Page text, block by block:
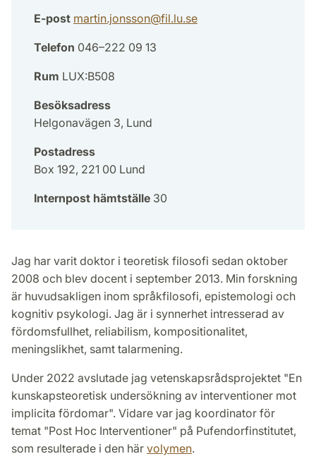
E-post martin.jonsson@fil.lu.se
Telefon 046–222 09 13
Rum LUX:B508
Besöksadress
Helgonavägen 3, Lund
Postadress
Box 192, 221 00 Lund
Internpost hämtställe 30
Jag har varit doktor i teoretisk filosofi sedan oktober
2008 och blev docent i september 2013. Min forskning
är huvudsakligen inom språkfilosofi, epistemologi och
kognitiv psykologi. Jag är i synnerhet intresserad av
fördomsfullhet, reliabilism, kompositionalitet,
meningslikhet, samt talarmening.
Under 2022 avslutade jag vetenskapsrådsprojektet "En
kunskapsteoretisk undersökning av interventioner mot
implicita fördomar". Vidare var jag koordinator för
temat "Post Hoc Interventioner" på Pufendorfinstitutet,
som resulterade i den här volymen.